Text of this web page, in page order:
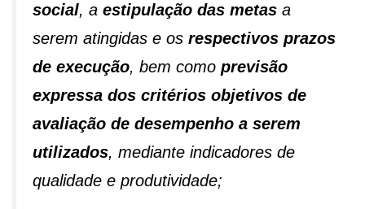
social, a estipulação das metas a
serem atingidas e os respectivos prazos
de execução, bem como previsão
expressa dos critérios objetivos de
avaliação de desempenho a serem
utilizados, mediante indicadores de
qualidade e produtividade;